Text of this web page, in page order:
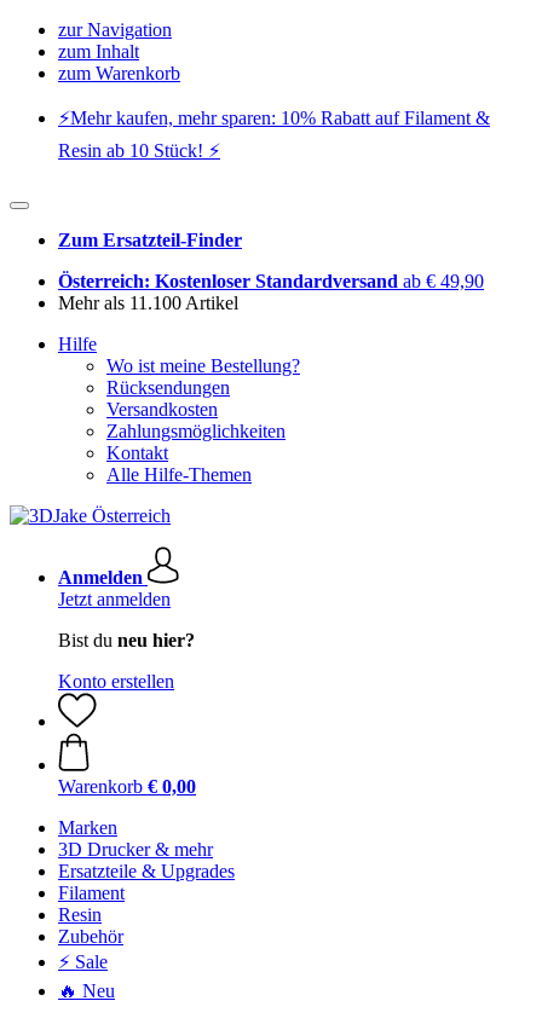
zur Navigation
zum Inhalt
zum Warenkorb
⚡️Mehr kaufen, mehr sparen: 10% Rabatt auf Filament &
Resin ab 10 Stück! ⚡️
Zum Ersatzteil-Finder
Österreich: Kostenloser Standardversand ab € 49,90
Mehr als 11.100 Artikel
Hilfe
Wo ist meine Bestellung?
Rücksendungen
Versandkosten
Zahlungsmöglichkeiten
Kontakt
Alle Hilfe-Themen
Anmelden
Jetzt anmelden
Bist du neu hier?
Konto erstellen
Warenkorb € 0,00
Marken
3D Drucker & mehr
Ersatzteile & Upgrades
Filament
Resin
Zubehör
⚡ Sale
🔥 Neu